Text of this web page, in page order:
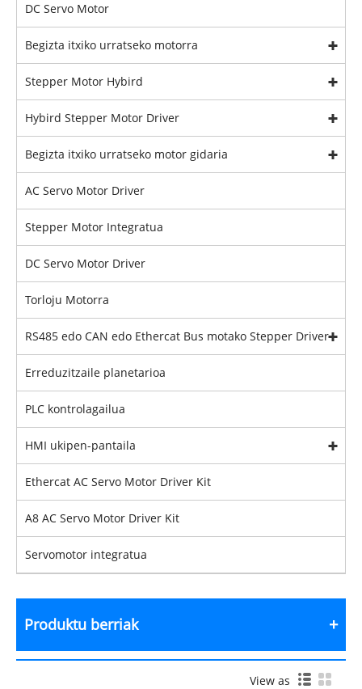
DC Servo Motor
Begizta itxiko urratseko motorra
Stepper Motor Hybird
Hybird Stepper Motor Driver
Begizta itxiko urratseko motor gidaria
AC Servo Motor Driver
Stepper Motor Integratua
DC Servo Motor Driver
Torloju Motorra
RS485 edo CAN edo Ethercat Bus motako Stepper Driver
Erreduzitzaile planetarioa
PLC kontrolagailua
HMI ukipen-pantaila
Ethercat AC Servo Motor Driver Kit
A8 AC Servo Motor Driver Kit
Servomotor integratua
Produktu berriak
View as